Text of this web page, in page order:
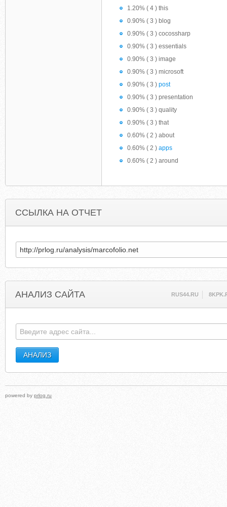
1.20% ( 4 ) this
0.90% ( 3 ) blog
0.90% ( 3 ) cocossharp
0.90% ( 3 ) essentials
0.90% ( 3 ) image
0.90% ( 3 ) microsoft
0.90% ( 3 ) post
0.90% ( 3 ) presentation
0.90% ( 3 ) quality
0.90% ( 3 ) that
0.60% ( 2 ) about
0.60% ( 2 ) apps
0.60% ( 2 ) around
ССЫЛКА НА ОТЧЕТ
АНАЛИЗ САЙТА RUS44.RU
powered by prlog.ru